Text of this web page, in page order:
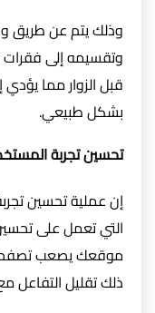
وذلك يتم عن طريق
وتقسيمه إلى
قبل الزوار مما
بشكل طبيعي.
تحسين تجربة
إن عملية تحسين
التي تعمل على
موقعك يصعب تصفحه
ذلك تقليل التفاعل